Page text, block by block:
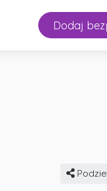
Dodaj